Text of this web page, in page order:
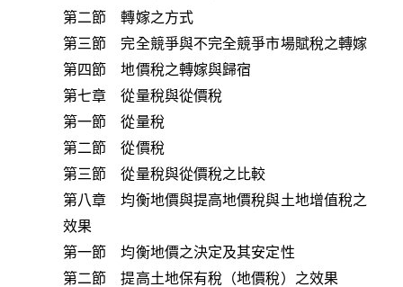
第二節 轉嫁之方式
第三節 完全競爭與不完全競爭市場賦稅之轉嫁
第四節 地價稅之轉嫁與歸宿
第七章 從量稅與從價稅
第一節 從量稅
第二節 從價稅
第三節 從量稅與從價稅之比較
第八章 均衡地價與提高地價稅與土地增值稅之
效果
第一節 均衡地價之決定及其安定性
第二節 提高土地保有稅（地價稅）之效果